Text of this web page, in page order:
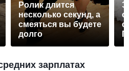
Ролик длится
несколько секунд, а
смеяться вы будете
долго
зарплатах